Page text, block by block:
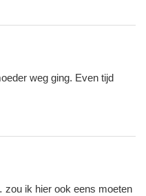
weg ging. Even tijd
ik hier ook eens moeten